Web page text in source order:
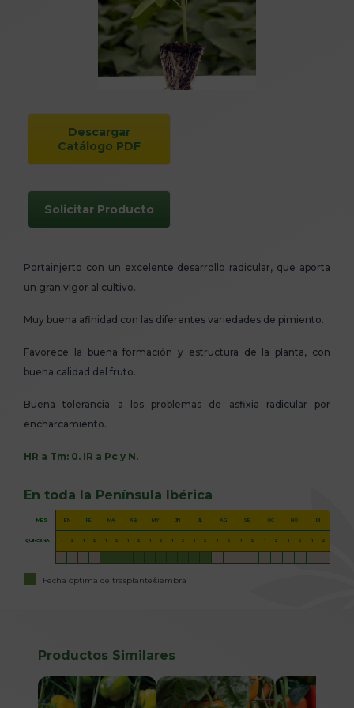
Descargar
Catálogo PDF
Solicitar Producto
Portainjerto con un excelente desarrollo radicular, que aporta
un gran vigor al cultivo.
Muy buena afinidad con las diferentes variedades de pimiento.
Favorece la buena formación y estructura de la planta, con
buena calidad del fruto.
Buena tolerancia a los problemas de asfixia radicular por
encharcamiento.
HR a Tm: 0. IR a Pc y N.
En toda la Península Ibérica
MES EN FE MA AB MY JN JL AG SE OC NO DI
QUINCENA 1 2 1 2 1 2 1 2 1 2 1 2 1 2 1 2 1 2 1 2 1 2 1 2
Fecha óptima de trasplante/siembra
Productos Similares